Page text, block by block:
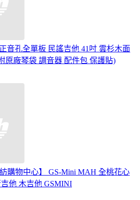
音孔全單板 民謠吉他 41吋 雲杉木面
原廠琴袋 調音器 配件包 保護貼)
購物中心】 GS-Mini MAH 全桃花心
他 木吉他 GSMINI